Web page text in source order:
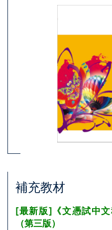
補充教材
[最新版]《文憑試中文
（第三版）